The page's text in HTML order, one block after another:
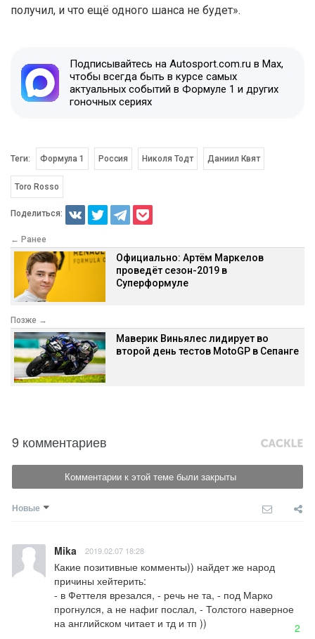
получил, и что ещё одного шанса не будет».
Подписывайтесь на Autosport.com.ru в Max,
чтобы всегда быть в курсе самых
актуальных событий в Формуле 1 и других
гоночных сериях
Теги: Формула 1 Россия Николя Тодт Даниил Квят
Toro Rosso
Поделиться:
← Ранее
Официально: Артём Маркелов
проведёт сезон-2019 в
Суперформуле
Позже →
Маверик Виньялес лидирует во
второй день тестов MotoGP в Сепанге
9 комментариев
Комментарии к этой теме были закрыты
Новые
Mika 2019.02.07 18:28
Какие позитивные комменты)) найдет же народ
причины хейтерить:
- в Феттеля врезался, - речь не та, - под Марко
прогнулся, а не нафиг послал, - Толстого наверное
на английском читает и тд и тп ))
2